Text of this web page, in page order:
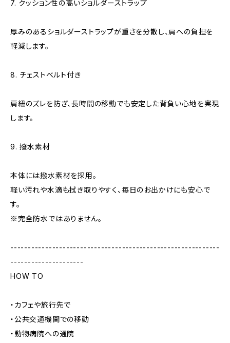
7. クッション性の高いショルダーストラップ
厚みのあるショルダーストラップが重さを分散し、肩への負担を
軽減します。
8. チェストベルト付き
肩紐のズレを防ぎ、長時間の移動でも安定した背負い心地を実現
します。
9. 撥水素材
本体には撥水素材を採用。
軽い汚れや水滴も拭き取りやすく、毎日のお出かけにも安心で
す。
※完全防水ではありません。
------------------------------------------------------------
---------------------
HOW TO
・カフェや旅行先で
・公共交通機関での移動
・動物病院への通院